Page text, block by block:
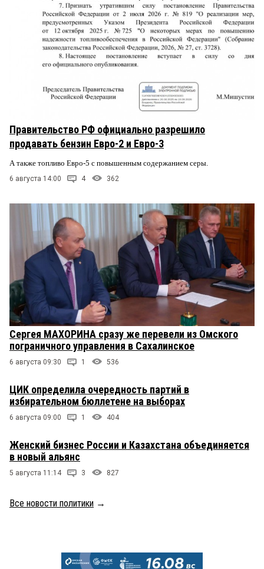
Правительство РФ официально разрешило
продавать бензин Евро-2 и Евро-3
А также топливо Евро-5 с повышенным содержанием серы.
6 августа 14:00 4 362
Сергея МАХОРИНА сразу же перевели из Омского
пограничного управления в Сахалинское
6 августа 09:30 1 536
ЦИК определила очередность партий в
избирательном бюллетене на выборах
6 августа 09:00 1 404
Женский бизнес России и Казахстана объединяется
в новый альянс
5 августа 11:14 3 827
Все новости политики →